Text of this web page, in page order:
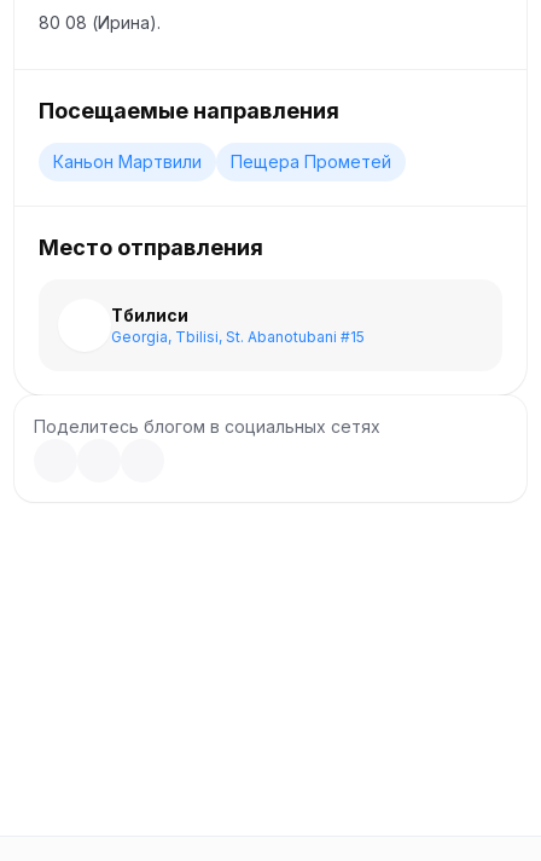
Мартвильские каньоны — финальной остановкой
невероятное природное образование с кристально
прогулки по каньону вы сможете насладиться
прогулку по реке, которая откроет вам лучший
зелёные скалы сделают эту часть путешествия
поистине незабываемой.
подарит массу эмоций от исследования пещер и
80 08 (Ирина).
Посещаемые направления
Каньон Мартвили Пещера Прометей
Место отправления
Тбилиси
Georgia, Tbilisi, St. Abanotubani #15
Поделитесь блогом в социальных сетях